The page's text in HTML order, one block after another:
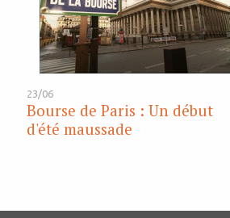
23/06
Bourse de Paris : Un début
d'été maussade